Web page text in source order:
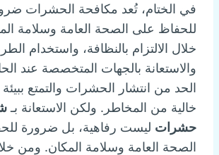
في الختام، تُعد مكافحة الحشرات
للحفاظ على الصحة العامة وسلامة
خلال الالتزام بالنظافة، واستخدام
والاستعانة بالجهات المتخصصة عند
الحد من انتشار الحشرات والتمتع
خالية من المخاطر. ولكن الاستعانة بـ
حشرات ليست رفاهية، بل ضرورة
الصحة العامة وسلامة المكان. ومن